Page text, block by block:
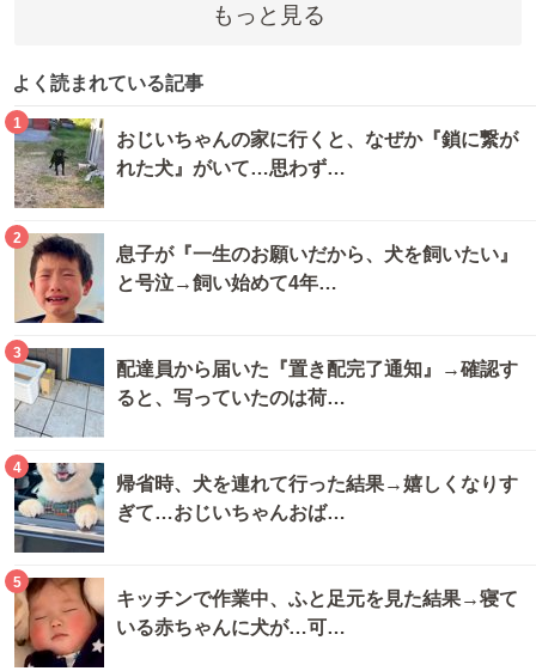
もっと見る
よく読まれている記事
1
おじいちゃんの家に行くと、なぜか『鎖に繋が
れた犬』がいて…思わず…
2
息子が『一生のお願いだから、犬を飼いたい』
と号泣→飼い始めて4年…
3
配達員から届いた『置き配完了通知』→確認す
ると、写っていたのは荷…
4
帰省時、犬を連れて行った結果→嬉しくなりす
ぎて…おじいちゃんおば…
5
キッチンで作業中、ふと足元を見た結果→寝て
いる赤ちゃんに犬が…可…